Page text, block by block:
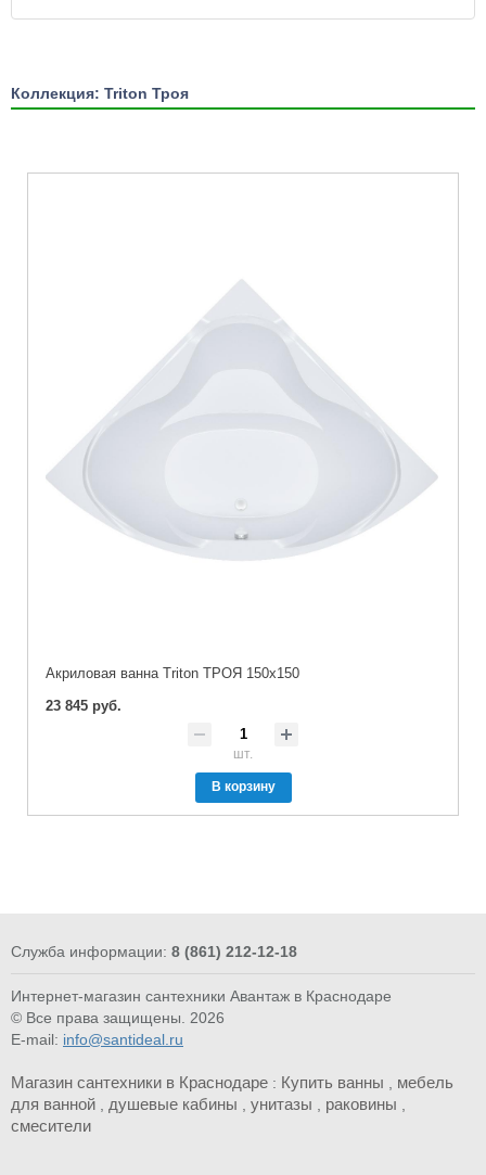
Коллекция: Triton Троя
Акриловая ванна Triton ТРОЯ 150х150
23 845 руб.
шт.
В корзину
Служба информации: 8 (861) 212-12-18
Интернет-магазин сантехники Авантаж в Краснодаре
© Все права защищены. 2026
E-mail: info@santideal.ru
Магазин сантехники в Краснодаре : Купить ванны
мебель
для ванной
душевые кабины унитазы раковины
смесители